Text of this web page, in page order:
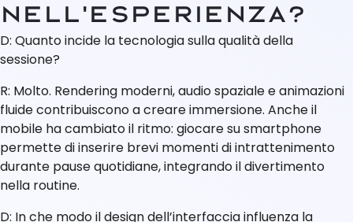
nell’esperienza?
D: Quanto incide la tecnologia sulla qualità della
sessione?
R: Molto. Rendering moderni, audio spaziale e animazioni
fluide contribuiscono a creare immersione. Anche il
mobile ha cambiato il ritmo: giocare su smartphone
permette di inserire brevi momenti di intrattenimento
durante pause quotidiane, integrando il divertimento
nella routine.
D: In che modo il design dell’interfaccia influenza la